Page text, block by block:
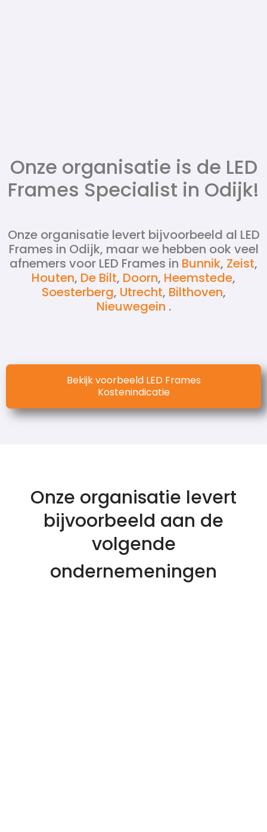
Onze organisatie is de LED
Frames Specialist in Odijk!
Onze organisatie levert bijvoorbeeld al LED
Frames in Odijk, maar we hebben ook veel
afnemers voor LED Frames in Bunnik, Zeist,
Houten, De Bilt, Doorn, Heemstede,
Soesterberg, Utrecht, Bilthoven,
Nieuwegein .
Bekijk voorbeeld LED Frames
Kostenindicatie
Onze organisatie levert
bijvoorbeeld aan de
volgende
ondernemeningen